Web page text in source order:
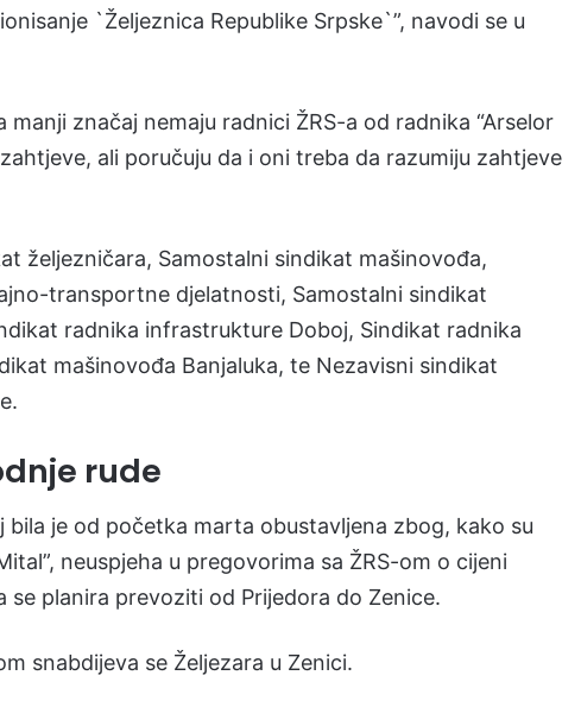
`Željeznica Republike Srpske`”, navodi se u
značaj nemaju radnici ŽRS-a od radnika “Arselor
ali poručuju da i oni treba da razumiju zahtjeve
željezničara, Samostalni sindikat mašinovođa,
transportne djelatnosti, Samostalni sindikat
radnika infrastrukture Doboj, Sindikat radnika
mašinovođa Banjaluka, te Nezavisni sindikat
rude
bila je od početka marta obustavljena zbog, kako su
neuspjeha u pregovorima sa ŽRS-om o cijeni
planira prevoziti od Prijedora do Zenice.
snabdijeva se Željezara u Zenici.